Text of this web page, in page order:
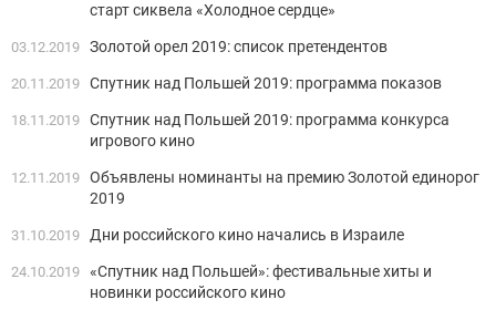
старт сиквела «Холодное сердце»
03.12.2019 Золотой орел 2019: список претендентов
20.11.2019 Спутник над Польшей 2019: программа показов
18.11.2019 Спутник над Польшей 2019: программа конкурса
игрового кино
12.11.2019 Объявлены номинанты на премию Золотой единорог
2019
31.10.2019 Дни российского кино начались в Израиле
24.10.2019 «Спутник над Польшей»: фестивальные хиты и
новинки российского кино